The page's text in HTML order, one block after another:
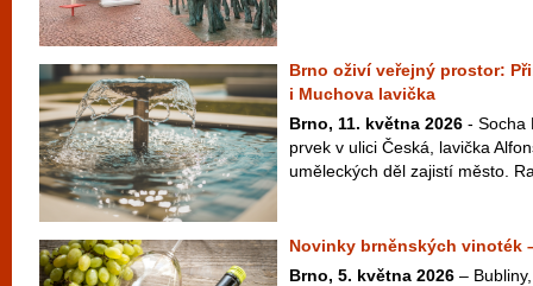
Brno oživí veřejný prostor:
i Muchova lavička
Brno, 11. května 2026 - Socha
prvek v ulici Česká, lavička
uměleckých děl zajistí město.
Novinky brněnských vinoték
Brno, 5. května 2026 –